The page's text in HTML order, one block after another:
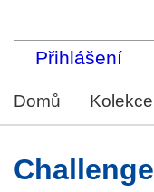
Přihlášení
Domů Kolekce
Challenge